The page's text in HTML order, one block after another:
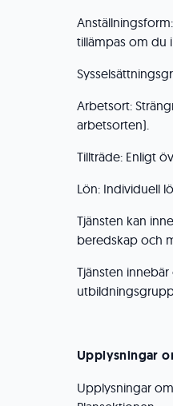
tillämpas om du
Arbetsort:
arbetsorten).
Tillträde: Enligt
Lön: Individuell
Tjänsten kan
beredskap och
Tjänsten
Upplysningar
Upplysningar